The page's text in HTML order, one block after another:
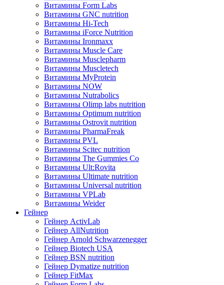
Витамины Form Labs
Витамины GNC nutrition
Витамины Hi-Tech
Витамины iForce Nutrition
Витамины Ironmaxx
Витамины Muscle Care
Витамины Musclepharm
Витамины Muscletech
Витамины MyProtein
Витамины NOW
Витамины Nutrabolics
Витамины Olimp labs nutrition
Витамины Optimum nutrition
Витамины Ostrovit nutrition
Витамины PharmaFreak
Витамины PVL
Витамины Scitec nutrition
Витамины The Gummies Co
Витамины Ult:Rovita
Витамины Ultimate nutrition
Витамины Universal nutrition
Витамины VPLab
Витамины Weider
Гейнер
Гейнер ActivLab
Гейнер AllNutrition
Гейнер Arnold Schwarzenegger
Гейнер Biotech USA
Гейнер BSN nutrition
Гейнер Dymatize nutrition
Гейнер FitMax